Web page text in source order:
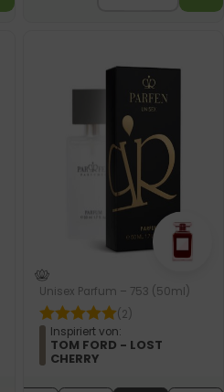
Unisex Parfum – 753 (50ml)
(2)
Inspiriert von:
TOM FORD - LOST
CHERRY